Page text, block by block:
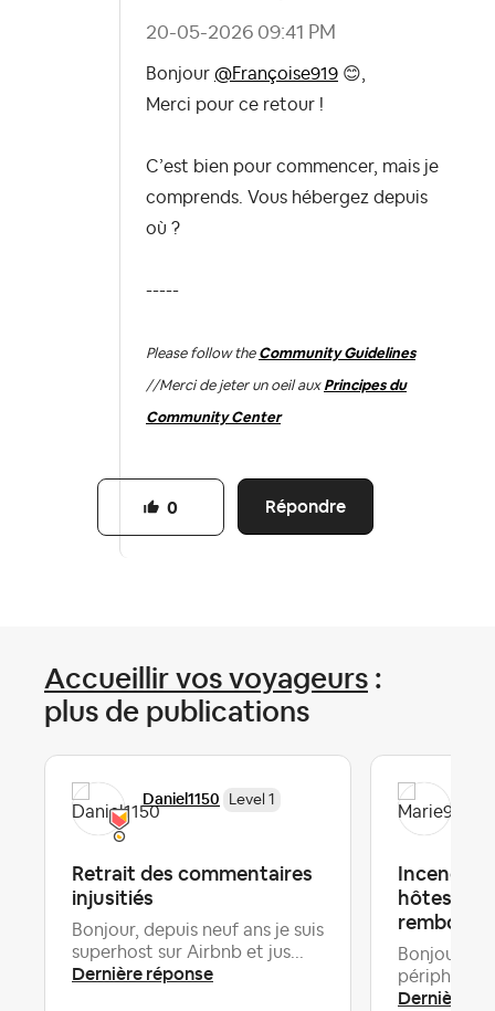
‎20-05-2026 09:41 PM
Bonjour @Françoise919 😊,
Merci pour ce retour !
C’est bien pour commencer, mais je
comprends. Vous hébergez depuis
où ?
-----
Please follow the Community Guidelines
//Merci de jeter un oeil aux Principes du
Community Center
Répondre
0
Accueillir vos voyageurs :
plus de publications
Daniel1150 Level 1
Retrait des commentaires
injusitiés
Bonjour, depuis neuf ans je suis
superhost sur Airbnb et jus...
Dernière réponse
Incendie
hôtes
Bonjour à
périphérie
Dernière